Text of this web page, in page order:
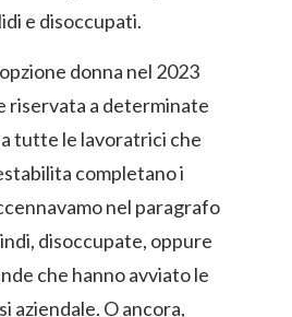
e disoccupati.
donna nel 2023
riservata a determinate
tutte le lavoratrici che
completano i
nel paragrafo
disoccupate, oppure
che hanno avviato le
aziendale. O ancora,